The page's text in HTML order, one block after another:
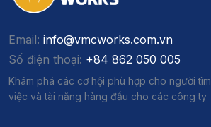
Email: info@vmcworks.com.vn
Số điện thoại: +84 862 050 005
Khám phá các cơ hội phù hợp cho người tìm
việc và tài năng hàng đầu cho các công ty